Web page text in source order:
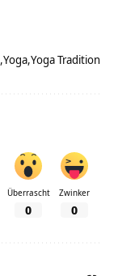
Yoga Yoga Tradition
Überrascht
0
Zwinker
0